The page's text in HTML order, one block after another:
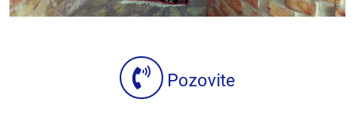
Pozovite